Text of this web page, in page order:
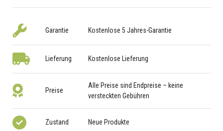
Garantie Kostenlose 5 Jahres-Garantie
Lieferung Kostenlose Lieferung
Preise
Alle Preise sind Endpreise – keine
versteckten Gebühren
Zustand Neue Produkte